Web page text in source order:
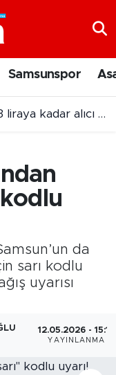
Samsunspor
kadar alıcı buluyor
da
sarı kodlu
uyarısı
12.05.2026 - 15:15
YAYINLANMA